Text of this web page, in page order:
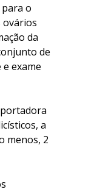
o
ovários
da
de
exame
a
menos, 2